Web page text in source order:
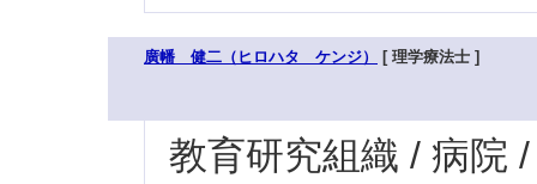
廣幡 健二（ヒロハタ ケンジ） [ 理学療法士 ]
教育研究組織 / 病院